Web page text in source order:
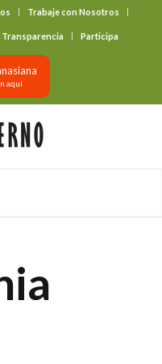
Trabaje con Nosotros
Transparencia Participa
aquí